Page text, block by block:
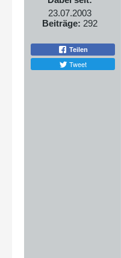
23.07.2003
Beiträge: 292
Teilen
Tweet